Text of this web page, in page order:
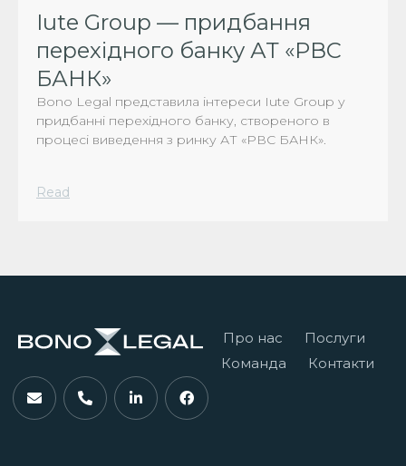
Iute Group — придбання
перехідного банку АТ «РВС
БАНК»
Bono Legal представила інтереси Iute Group у
придбанні перехідного банку, створеного в
процесі виведення з ринку АТ «РВС БАНК».
Read
Про нас
Послуги
Команда
Контакти